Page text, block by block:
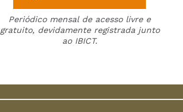
Periódico mensal de acesso livre e
gratuito, devidamente registrada junto
ao IBICT.